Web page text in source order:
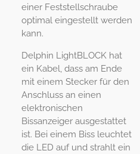
einer Feststellschraube
optimal eingestellt werden
kann.
Delphin LightBLOCK hat
ein Kabel, dass am Ende
mit einem Stecker für den
Anschluss an einen
elektronischen
Bissanzeiger ausgestattet
ist. Bei einem Biss leuchtet
die LED auf und strahlt ein